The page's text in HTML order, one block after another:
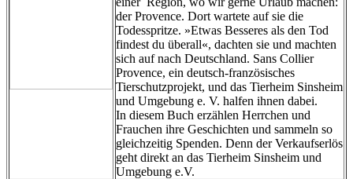
der Provence. Dort wartete auf sie die
Todesspritze. »Etwas Besseres als den Tod
findest du überall«, dachten sie und machten
sich auf nach Deutschland. Sans Collier
Provence, ein deutsch-französisches
Tierschutzprojekt, und das Tierheim Sinsheim
und Umgebung e. V. halfen ihnen dabei.
In diesem Buch erzählen Herrchen und
Frauchen ihre Geschichten und sammeln so
gleichzeitig Spenden. Denn der Verkaufserlös
geht direkt an das Tierheim Sinsheim und
Umgebung e.V.